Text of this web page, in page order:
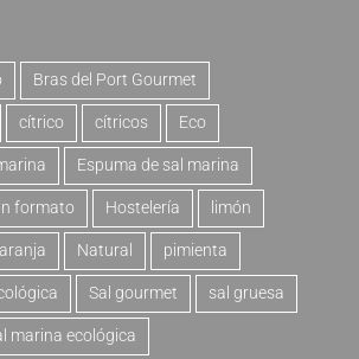
Bras del Port Gourmet
cítrico cítricos Eco
Espuma de sal marina
formato Hostelería limón
Natural pimienta
Sal gourmet sal gruesa
marina ecológica